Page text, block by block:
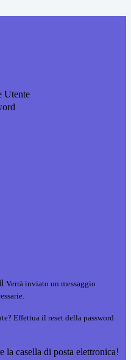
Utente
Verrà inviato un messaggio
Effettua il reset della password
la casella di posta elettronica!